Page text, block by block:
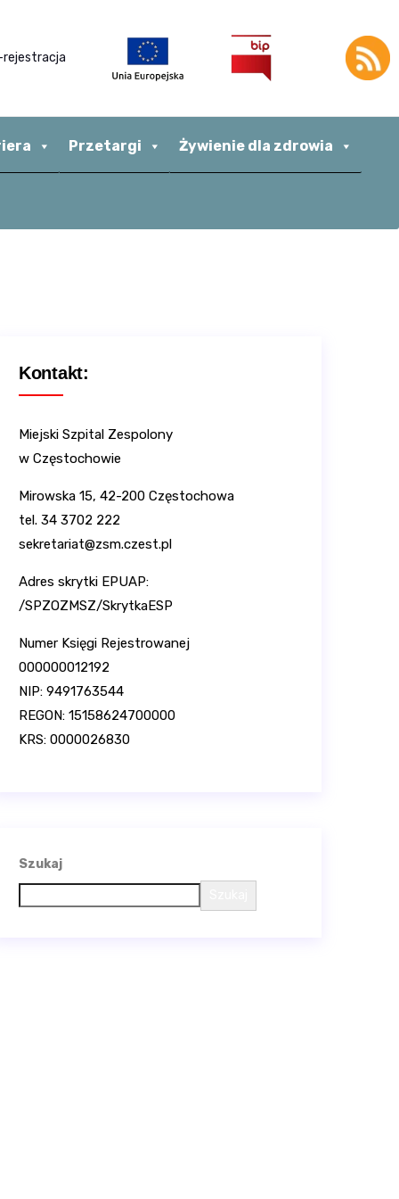
Przetargi Żywienie dla zdrowia
Kontakt:
Miejski Szpital Zespolony
w Częstochowie
Mirowska 15, 42-200 Częstochowa
tel. 34 3702 222
sekretariat@zsm.czest.pl
Adres skrytki EPUAP:
/SPZOZMSZ/SkrytkaESP
Numer Księgi Rejestrowanej
000000012192
NIP: 9491763544
REGON: 15158624700000
KRS: 0000026830
Szukaj